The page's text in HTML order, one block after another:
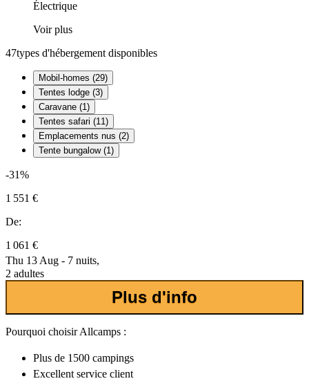
Électrique
Voir plus
47types d'hébergement disponibles
Mobil-homes (29)
Tentes lodge (3)
Caravane (1)
Tentes safari (11)
Emplacements nus (2)
Tente bungalow (1)
-31%
1 551 €
De:
1 061 €
Thu 13 Aug - 7 nuits,
2 adultes
Plus d'info
Pourquoi choisir Allcamps :
Plus de 1500 campings
Excellent service client